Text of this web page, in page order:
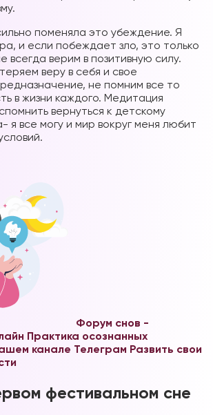
поменяла это убеждение. Я
и если побеждает зло, это только
всегда верим в позитивную силу.
веру в себя и свое
не помним все то
в жизни каждого. Медитация
вернуться к детскому
все могу и мир вокруг меня любит
Форум снов -
Практика осознанных
канале Телеграм Развить свои
фестивальном сне